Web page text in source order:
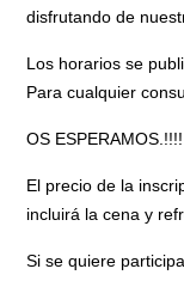
disfrutando de
Los horarios se
Para cualquier
OS ESPERAMOS.!!!!
El precio de la
incluirá la cena y
Si se quiere